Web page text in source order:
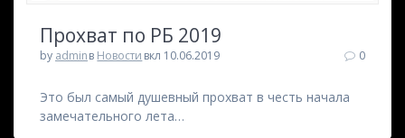
Прохват по РБ 2019
by adminв Новости вкл 10.06.2019 0
Это был самый душевный прохват в честь начала
замечательного лета…